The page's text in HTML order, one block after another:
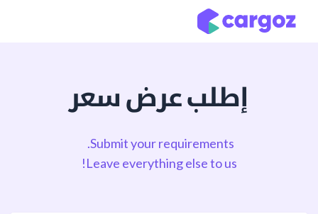
تخطي للذهاب إلى المحتوى
إطلب عرض سعر
Submit your requirements.
Leave everything else to us!